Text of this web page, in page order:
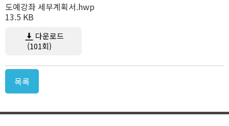
도예강좌 세부계획서.hwp
13.5 KB
다운로드
(101회)
목록